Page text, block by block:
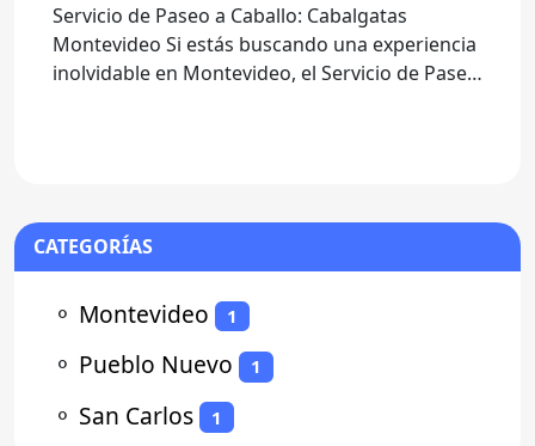
Servicio de Paseo a Caballo: Cabalgatas
Montevideo Si estás buscando una experiencia
inolvidable en Montevideo, el Servicio de Paseo
CATEGORÍAS
⚬ Montevideo 1
⚬ Pueblo Nuevo 1
⚬ San Carlos 1